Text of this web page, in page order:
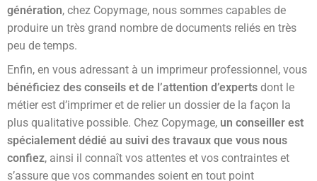
génération, chez Copymage, nous sommes capables de
produire un très grand nombre de documents reliés en très
peu de temps.
Enfin, en vous adressant à un imprimeur professionnel, vous
bénéficiez des conseils et de l’attention d’experts dont le
métier est d’imprimer et de relier un dossier de la façon la
plus qualitative possible. Chez Copymage, un conseiller est
spécialement dédié au suivi des travaux que vous nous
confiez, ainsi il connaît vos attentes et vos contraintes et
s’assure que vos commandes soient en tout point